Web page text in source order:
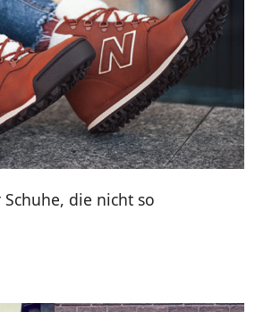
die nicht so